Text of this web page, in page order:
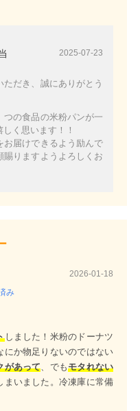
2025-07-23
だき、誠にありがとう
の食品の米粉パンが一
く思います！！
お届けできるよう励んで
賜りますようよろしくお
み
2026-01-18
しました！米粉のドーナツ
にか物足りないのではない
があって 、でもモタれない
まいました。冷凍庫に常備